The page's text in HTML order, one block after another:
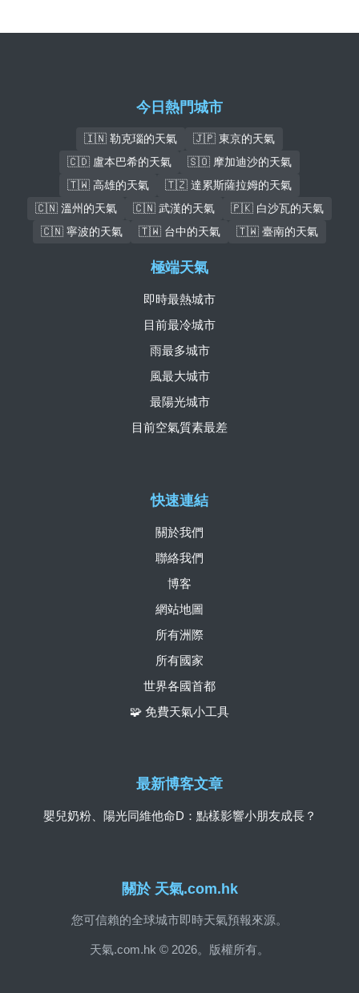
今日熱門城市
🇮🇳 勒克瑙的天氣
🇯🇵 東京的天氣
🇨🇩 盧本巴希的天氣
🇸🇴 摩加迪沙的天氣
🇹🇼 高雄的天氣
🇹🇿 達累斯薩拉姆的天氣
🇨🇳 溫州的天氣
🇨🇳 武漢的天氣
🇵🇰 白沙瓦的天氣
🇨🇳 寧波的天氣
🇹🇼 台中的天氣 🇹🇼 臺南的天氣
關於 天氣.com.hk
您可信賴的全球城市即時天氣預報來源。
天氣.com.hk © 2026。版權所有。
快速連結
關於我們
聯絡我們
博客
網站地圖
所有洲際
所有國家
世界各國首都
🧩 免費天氣小工具
極端天氣
即時最熱城市
目前最冷城市
雨最多城市
風最大城市
最陽光城市
目前空氣質素最差
最新博客文章
嬰兒奶粉、陽光同維他命D：點樣影響小朋友成長？